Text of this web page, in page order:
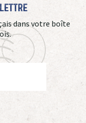
dans votre boîte